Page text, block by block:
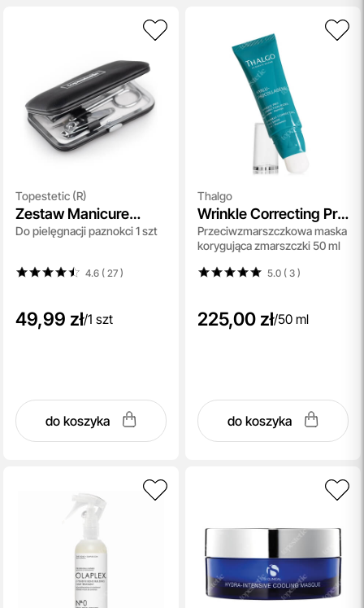
Topestetic (R)
Zestaw Manicure
Topestetic
Do pielęgnacji paznokci 1 szt
4.6 ( 27)
49,99 zł/1 szt
do koszyka
Thalgo
Wrinkle Correcting Pro
Mask
Przeciwzmarszczkowa maska
korygująca zmarszczki 50 ml
5.0 ( 3)
225,00 zł/50 ml
do koszyka